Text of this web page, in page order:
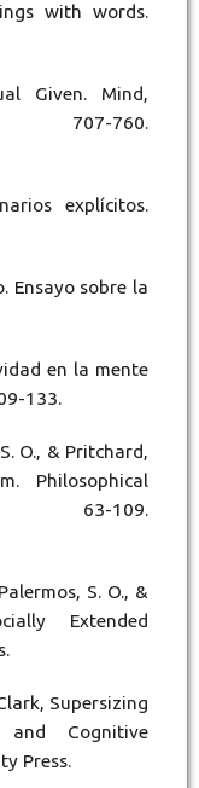
with words.
Given. Mind,
760.
explícitos.
Ensayo sobre la
en la mente
133.
O., & Pritchard,
Philosophical
109.
S. O., &
Extended
Supersizing
and Cognitive
Press.